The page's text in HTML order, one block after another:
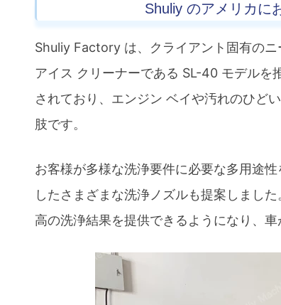
Shuliy のアメリカに
Shuliy Factory は、クライアント固有の
アイス クリーナーである SL-40 モデルを
されており、エンジン ベイや汚れのひど
肢です。
お客様が多様な洗浄要件に必要な多用途
したさまざまな洗浄ノズルも提案しまし
高の洗浄結果を提供できるようになり、